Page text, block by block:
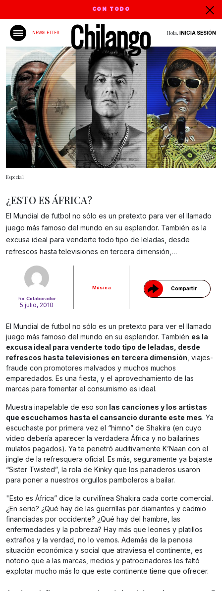
CON TODO
NEWSLETTER Hola, INICIA SESIÓN
Especial
PorColaborador
5 julio, 2010
Música Compartir
Gracias!
¿ESTO ES ÁFRICA?
El Mundial de futbol no sólo es un pretexto para ver el llamado
juego más famoso del mundo en su esplendor. También es la
excusa ideal para venderte todo tipo de leladas, desde
refrescos hasta televisiones en tercera dimensión,…
El Mundial de futbol no sólo es un pretexto para ver el llamado
juego más famoso del mundo en su esplendor. También es la
excusa ideal para venderte todo tipo de leladas, desde
refrescos hasta televisiones en tercera dimensión, viajes-
fraude con promotores malvados y muchos muchos
emparedados. Es una fiesta, y el aprovechamiento de las
marcas para fomentar el consumismo es ideal.
Muestra inapelable de eso son las canciones y los artistas
que escuchamos hasta el cansancio durante este mes. Ya
escuchaste por primera vez el “himno” de Shakira (en cuyo
video debería aparecer la verdadera África y no bailarines
mulatos pagados). Ya te penetró auditivamente K’Naan con el
jingle de la refresquera oficial. Es más, seguramente ya bajaste
“Sister Twisted”, la rola de Kinky que los panaderos usaron
para poner a nuestros orgullos pamboleros a bailar.
"Esto es África” dice la curvilínea Shakira cada corte comercial.
¿En serio? ¿Qué hay de las guerrillas por diamantes y cadmio
financiadas por occidente? ¿Qué hay del hambre, las
enfermedades y la pobreza? Hay más que leones y platillos
extraños y la verdad, no lo vemos. Además de la penosa
situación económica y social que atraviesa el continente, es
notorio que a las marcas, medios y patrocinadores les faltó
explotar mucho más lo que este continente tiene que ofrecer.